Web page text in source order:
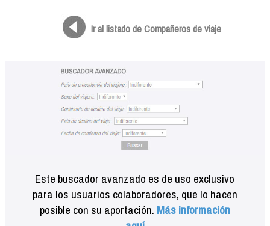
Ir al listado de Compañeros de viaje
Este buscador avanzado es de uso exclusivo
para los usuarios colaboradores, que lo hacen
posible con su aportación. Más información